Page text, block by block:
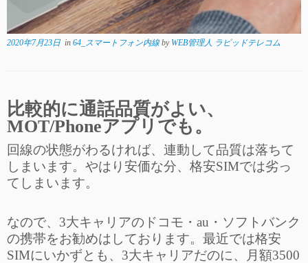
2020年7月23日 in 64_スマートフォン内線by WEB管理人 ラピッドテレコム
比較的に通話品質がよい、
MOT/Phoneアプリでも。
回線の状態がわるければ、連動して品質は落ちて
しまいます。やはり安価な分、格安SIMでは劣っ
てしまいます。
なので、3大キャリアのドコモ・au・ソフトバンク
の携帯をお勧めはしております。最近では格安
SIMにいかずとも、3大キャリアだのに、月額3500